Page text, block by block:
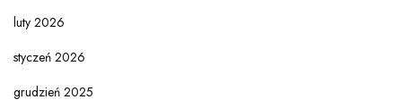
luty 2026
styczeń 2026
grudzień 2025